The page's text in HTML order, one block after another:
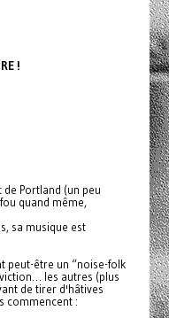
!
Portland (un peu
quand même,
sa musique est
peut-être un “noise-folk
les autres (plus
de tirer d'hâtives
commencent :